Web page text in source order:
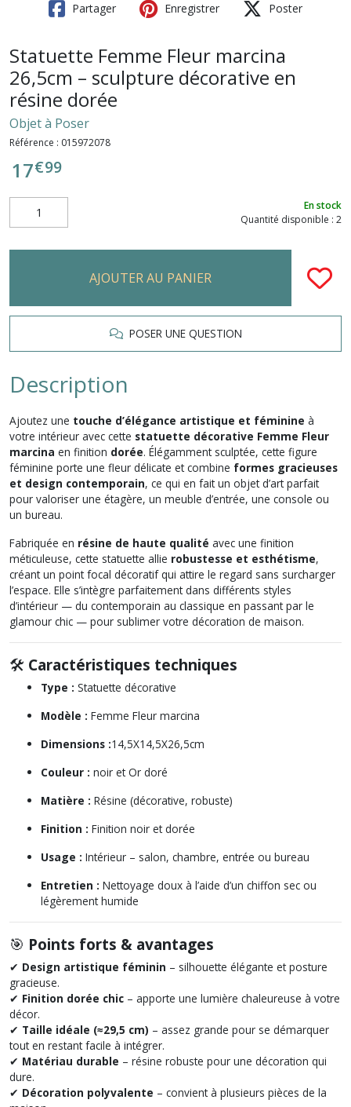
Partager Enregistrer Poster
Statuette Femme Fleur marcina
26,5cm – sculpture décorative en
résine dorée
Objet à Poser
Référence : 015972078
17€99
En stock
Quantité disponible : 2
AJOUTER AU PANIER
POSER UNE QUESTION
Description
Ajoutez une touche d’élégance artistique et féminine à
votre intérieur avec cette statuette décorative Femme Fleur
marcina en finition dorée. Élégamment sculptée, cette figure
féminine porte une fleur délicate et combine formes gracieuses
et design contemporain, ce qui en fait un objet d’art parfait
pour valoriser une étagère, un meuble d’entrée, une console ou
un bureau.
Fabriquée en résine de haute qualité avec une finition
méticuleuse, cette statuette allie robustesse et esthétisme,
créant un point focal décoratif qui attire le regard sans surcharger
l’espace. Elle s’intègre parfaitement dans différents styles
d’intérieur — du contemporain au classique en passant par le
glamour chic — pour sublimer votre décoration de maison.
🛠️ Caractéristiques techniques
Type : Statuette décorative
Modèle : Femme Fleur marcina
Dimensions :14,5X14,5X26,5cm
Couleur : noir et Or doré
Matière : Résine (décorative, robuste)
Finition : Finition noir et dorée
Usage : Intérieur – salon, chambre, entrée ou bureau
Entretien : Nettoyage doux à l’aide d’un chiffon sec ou
légèrement humide
🎯 Points forts & avantages
✔ Design artistique féminin – silhouette élégante et posture
gracieuse.
✔ Finition dorée chic – apporte une lumière chaleureuse à votre
décor.
✔ Taille idéale (≈29,5 cm) – assez grande pour se démarquer
tout en restant facile à intégrer.
✔ Matériau durable – résine robuste pour une décoration qui
dure.
✔ Décoration polyvalente – convient à plusieurs pièces de la